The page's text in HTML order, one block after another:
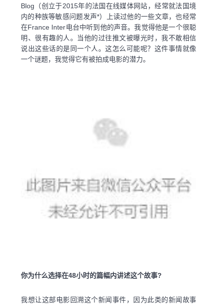
Blog（创立于2015年的法国在线媒体网站，经常就法国境
内的种族等敏感问题发声*）上读过他的一些文章，也经常
在France Inter电台中听到他的声音。我觉得他是一个很聪
明、很有趣的人。当他的过往推文被曝光时，我不敢相信
说出这些话的是同一个人。这怎么可能呢？这件事情就像
一个谜题，我觉得它有被拍成电影的潜力。
你为什么选择在48小时的篇幅内讲述这个故事?
我想让这部电影回溯这个新闻事件，因为此类的新闻故事